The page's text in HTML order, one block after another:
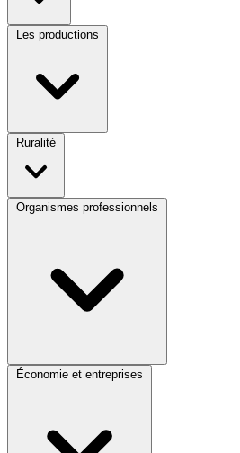
Les productions
Ruralité
Organismes professionnels
Économie et entreprises